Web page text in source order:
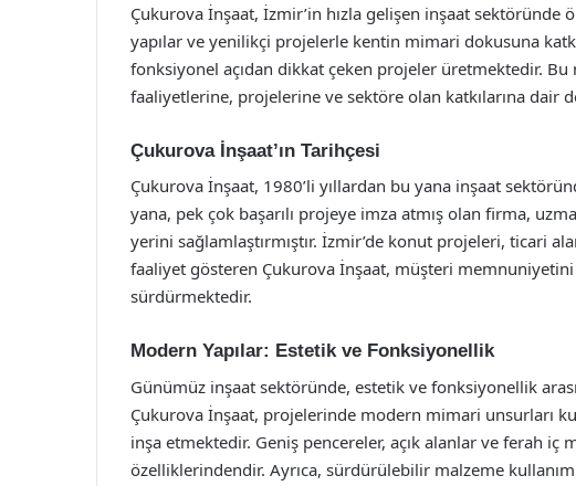
Çukurova İnşaat, İzmir’in hızla gelişen inşaat
yapılar ve yenilikçi projelerle kentin mimari dokusuna
fonksiyonel açıdan dikkat çeken projeler üretmektedir. Bu
faaliyetlerine, projelerine ve sektöre olan katkılarına dair
Çukurova İnşaat’ın Tarihçesi
Çukurova İnşaat, 1980’li yıllardan bu yana inşaat
yana, pek çok başarılı projeye imza atmış olan firma,
yerini sağlamlaştırmıştır. İzmir’de konut projeleri, ticari
faaliyet gösteren Çukurova İnşaat, müşteri
sürdürmektedir.
Modern Yapılar: Estetik ve Fonksiyonellik
Günümüz inşaat sektöründe, estetik ve fonksiyonellik
Çukurova İnşaat, projelerinde modern mimari unsurları
inşa etmektedir. Geniş pencereler, açık alanlar ve ferah iç
özelliklerindendir. Ayrıca, sürdürülebilir malzeme